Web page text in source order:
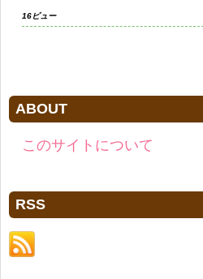
16ビュー
ABOUT
このサイトについて
RSS